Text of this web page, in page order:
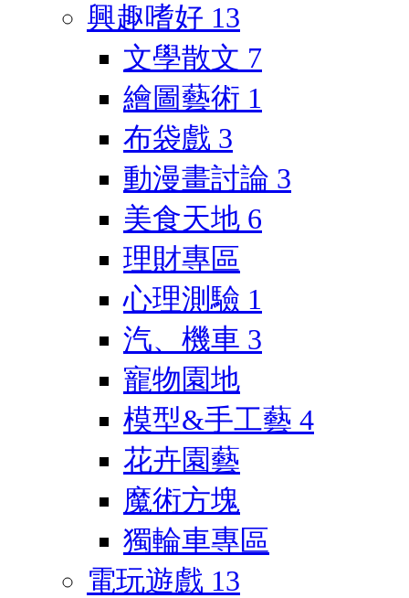
興趣嗜好 13
文學散文 7
繪圖藝術 1
布袋戲 3
動漫畫討論 3
美食天地 6
理財專區
心理測驗 1
汽、機車 3
寵物園地
模型&手工藝 4
花卉園藝
魔術方塊
獨輪車專區
電玩遊戲 13